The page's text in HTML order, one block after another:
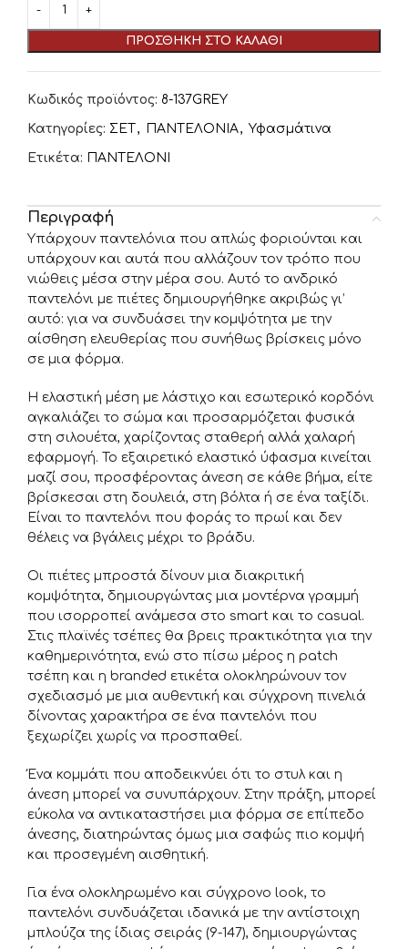
ΠΡΟΣΘΉΚΗ ΣΤΟ ΚΑΛΆΘΙ
Κωδικός προϊόντος: 8-137GREY
Κατηγορίες: ΣΕΤ , ΠΑΝΤΕΛΟΝΙΑ, Υφασμάτινα
Ετικέτα: ΠΑΝΤΕΛΟΝΙ
Περιγραφή
Υπάρχουν παντελόνια που απλώς φοριούνται και
υπάρχουν και αυτά που αλλάζουν τον τρόπο που
νιώθεις μέσα στην μέρα σου. Αυτό το ανδρικό
παντελόνι με πιέτες δημιουργήθηκε ακριβώς γι’
αυτό: για να συνδυάσει την κομψότητα με την
αίσθηση ελευθερίας που συνήθως βρίσκεις μόνο
σε μια φόρμα.
Η ελαστική μέση με λάστιχο και εσωτερικό κορδόνι
αγκαλιάζει το σώμα και προσαρμόζεται φυσικά
στη σιλουέτα, χαρίζοντας σταθερή αλλά χαλαρή
εφαρμογή. Το εξαιρετικό ελαστικό ύφασμα κινείται
μαζί σου, προσφέροντας άνεση σε κάθε βήμα, είτε
βρίσκεσαι στη δουλειά, στη βόλτα ή σε ένα ταξίδι.
Είναι το παντελόνι που φοράς το πρωί και δεν
θέλεις να βγάλεις μέχρι το βράδυ.
Οι πιέτες μπροστά δίνουν μια διακριτική
κομψότητα, δημιουργώντας μια μοντέρνα γραμμή
που ισορροπεί ανάμεσα στο smart και το casual.
Στις πλαϊνές τσέπες θα βρεις πρακτικότητα για την
καθημερινότητα, ενώ στο πίσω μέρος η patch
τσέπη και η branded ετικέτα ολοκληρώνουν τον
σχεδιασμό με μια αυθεντική και σύγχρονη πινελιά
δίνοντας χαρακτήρα σε ένα παντελόνι που
ξεχωρίζει χωρίς να προσπαθεί.
Ένα κομμάτι που αποδεικνύει ότι το στυλ και η
άνεση μπορεί να συνυπάρχουν. Στην πράξη, μπορεί
εύκολα να αντικαταστήσει μια φόρμα σε επίπεδο
άνεσης, διατηρώντας όμως μια σαφώς πιο κομψή
και προσεγμένη αισθητική.
Για ένα ολοκληρωμένο και σύγχρονο look, το
παντελόνι συνδυάζεται ιδανικά με την αντίστοιχη
μπλούζα της ίδιας σειράς (9-147), δημιουργώντας